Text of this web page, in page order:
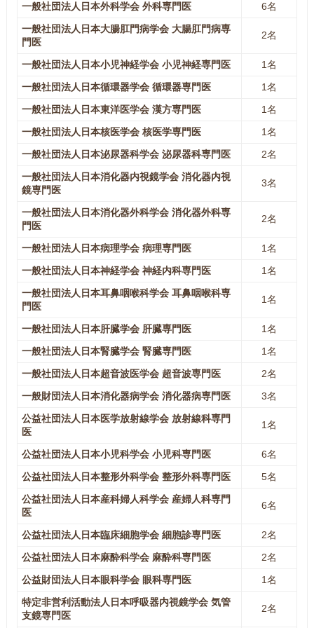
一般社団法人日本外科学会 外科専門医
6名
一般社団法人日本大腸肛門病学会 大腸肛門病専
門医
2名
一般社団法人日本小児神経学会 小児神経専門医
1名
一般社団法人日本循環器学会 循環器専門医
1名
一般社団法人日本東洋医学会 漢方専門医
1名
一般社団法人日本核医学会 核医学専門医
1名
一般社団法人日本泌尿器科学会 泌尿器科専門医
2名
一般社団法人日本消化器内視鏡学会 消化器内視
鏡専門医
3名
一般社団法人日本消化器外科学会 消化器外科専
門医
2名
一般社団法人日本病理学会 病理専門医
1名
一般社団法人日本神経学会 神経内科専門医
1名
一般社団法人日本耳鼻咽喉科学会 耳鼻咽喉科専
門医
1名
一般社団法人日本肝臓学会 肝臓専門医
1名
一般社団法人日本腎臓学会 腎臓専門医
1名
一般社団法人日本超音波医学会 超音波専門医
2名
一般財団法人日本消化器病学会 消化器病専門医
3名
公益社団法人日本医学放射線学会 放射線科専門
医
1名
公益社団法人日本小児科学会 小児科専門医
6名
公益社団法人日本整形外科学会 整形外科専門医
5名
公益社団法人日本産科婦人科学会 産婦人科専門
医
6名
公益社団法人日本臨床細胞学会 細胞診専門医
2名
公益社団法人日本麻酔科学会 麻酔科専門医
2名
公益財団法人日本眼科学会 眼科専門医
1名
特定非営利活動法人日本呼吸器内視鏡学会 気管
支鏡専門医
2名